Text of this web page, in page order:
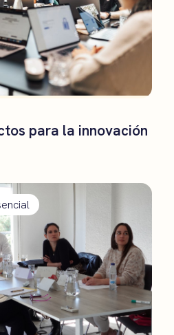
para la innovación